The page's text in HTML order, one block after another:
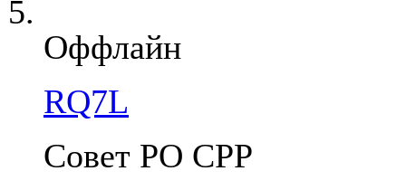
Оффлайн
RQ7L
Совет РО СРР